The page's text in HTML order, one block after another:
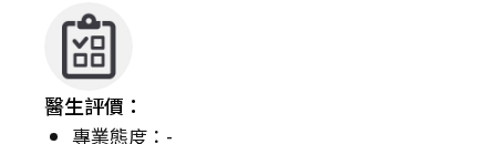
醫生評價：
專業態度：-